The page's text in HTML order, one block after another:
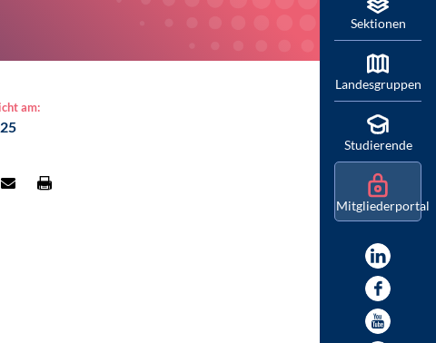
am:
Sektionen
Landesgruppen
Studierende
Mitgliederportal